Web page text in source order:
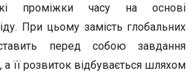
проміжки часу на основі
При цьому замість глобальних
перед собою завдання
її розвиток відбувається шляхом